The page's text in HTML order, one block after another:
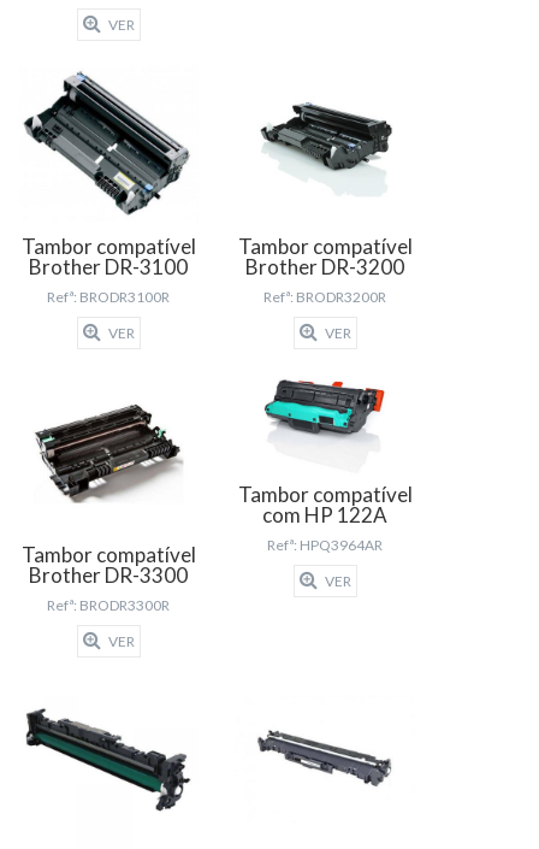
VER
Tambor compatível
Brother DR-3100
Refª: BRODR3100R
VER
Tambor compatível
Brother DR-3200
Refª: BRODR3200R
VER
Tambor compatível
Brother DR-3300
Refª: BRODR3300R
VER
Tambor compatível
com HP 122A
Refª: HPQ3964AR
VER